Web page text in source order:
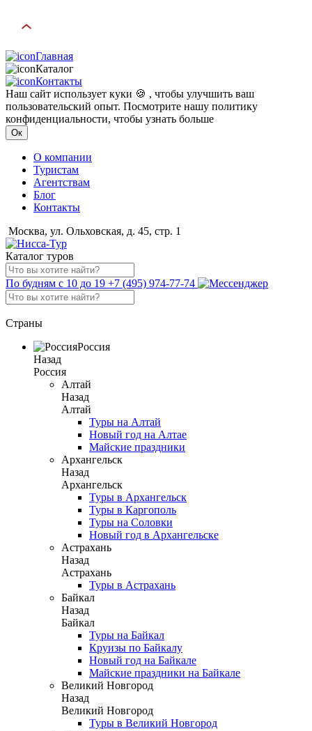
Главная
Каталог
Контакты
Наш сайт использует куки 🍪 , чтобы улучшить ваш
пользовательский опыт. Посмотрите нашу политику
конфиденциальности, чтобы узнать больше
Ок
О компании
Туристам
Агентствам
Блог
Контакты
Москва, ул. Ольховская, д. 45, стр. 1
Каталог туров
По будням с 10 до 19 +7 (495) 974-77-74
Страны
Россия
Назад
Россия
Алтай
Назад
Алтай
Туры на Алтай
Новый год на Алтае
Майские праздники
Архангельск
Назад
Архангельск
Туры в Архангельск
Туры в Каргополь
Туры на Соловки
Новый год в Архангельске
Астрахань
Назад
Астрахань
Туры в Астрахань
Байкал
Назад
Байкал
Туры на Байкал
Круизы по Байкалу
Новый год на Байкале
Майские праздники на Байкале
Великий Новгород
Назад
Великий Новгород
Туры в Великий Новгород